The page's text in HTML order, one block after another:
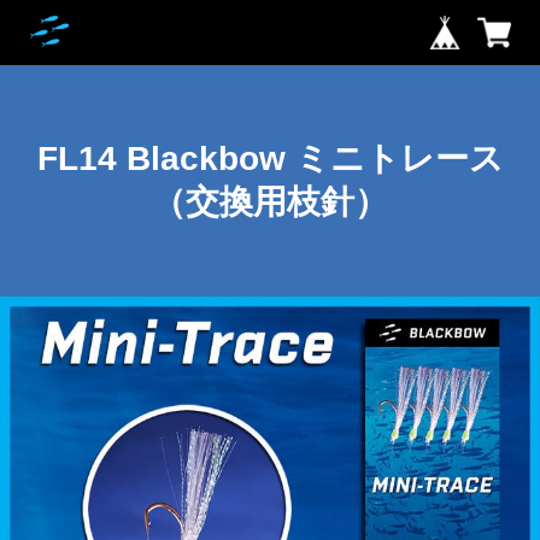
FL14 Blackbow ミニトレース
（交換用枝針）